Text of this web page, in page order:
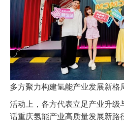
多方聚力构建氢能产业发展新格
活动上，各方代表立足产业升级
话重庆氢能产业高质量发展新路